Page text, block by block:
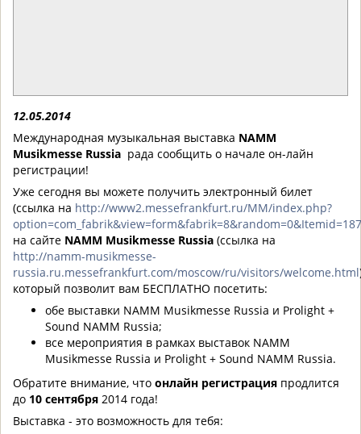
12.05.2014
Международная музыкальная выставка NAMM
Musikmesse Russia рада сообщить о начале он-лайн
регистрации!
Уже сегодня вы можете получить электронный билет
(ссылка на http://www2.messefrankfurt.ru/MM/index.php?
на сайте NAMM Musikmesse Russia (ссылка на
http://namm-musikmesse-
russia.ru.messefrankfurt.com/moscow/ru/visitors/welcome.html
который позволит вам БЕСПЛАТНО посетить:
обе выставки NAMM Musikmesse Russia и Prolight +
Sound NAMM Russia;
все мероприятия в рамках выставок NAMM
Musikmesse Russia и Prolight + Sound NAMM Russia.
Обратите внимание, что онлайн регистрация продлится
до 10 сентября 2014 года!
Выставка - это возможность для тебя: